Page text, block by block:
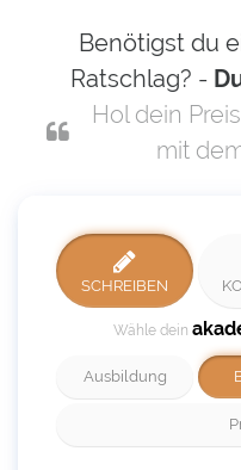
Benötigst du
Ratschlag? -
Hol dein
mit
SCHREIBEN
Wähle dein
Ausbildung